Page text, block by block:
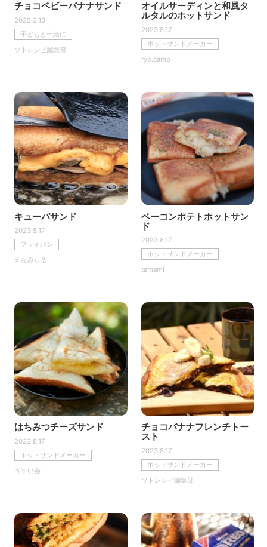
チョコベビーバナナサンド
2025.3.13
子どもと一緒に
ソトレシピ編集部
オイルサーディンと和風タ
ルタルのホットサンド
2023.8.17
ホットサンドメーカー
ryo.camp
キューバサンド
2023.8.17
フライパン
えなみぃる
ベーコンポテトホットサン
ド
2023.8.17
ホットサンドメーカー
tamami
はちみつチーズサンド
2023.8.17
ホットサンドメーカー
うすい会
チョコバナナフレンチトー
スト
2023.8.17
ホットサンドメーカー
ソトレシピ編集部